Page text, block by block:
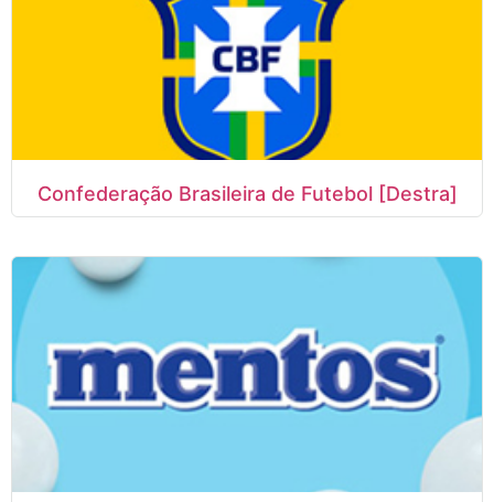
Confederação Brasileira de Futebol [Destra]